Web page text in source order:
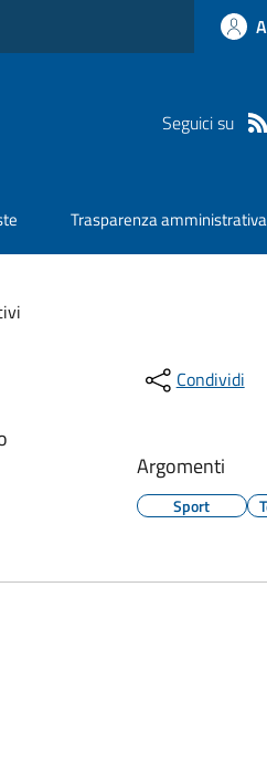
Seguici su
Trasparenza amministrativa
Condividi
Argomenti
Sport